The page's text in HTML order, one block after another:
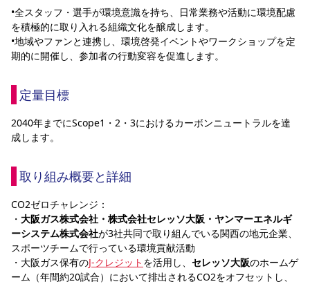
アウェイツアー
よくある質問
よくある質問
スポーツクラブ
関連団体/施設
長居公園 セレッソフットサルパーク セレッソフットサルパーク長居
大人のサッカースクール
•全スタッフ・選手が環境意識を持ち、日常業務や活動に環境配慮
を積極的に取り入れる組織文化を醸成します。
•地域やファンと連携し、環境啓発イベントやワークショップを定
期的に開催し、参加者の行動変容を促進します。
定量目標
2040年までにScope1・2・3におけるカーボンニュートラルを達
成します。
取り組み概要と詳細
CO2ゼロチャレンジ：
・ 大阪ガス株式会社・株式会社セレッソ大阪・ヤンマーエネルギ
ーシステム株式会社が3社共同で取り組んでいる関西の地元企業、
スポーツチームで行っている環境貢献活動
・大阪ガス保有のJ-クレジット を活用し、 セレッソ大阪のホームゲ
ーム（年間約20試合）において排出されるCO2をオフセットし、